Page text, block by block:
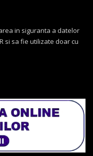
in siguranta a datelor
si sa fie utilizate doar cu